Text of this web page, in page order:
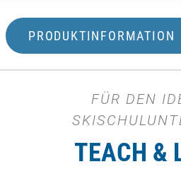
PRODUKTINFORMATION
FÜR DEN
TEACH &